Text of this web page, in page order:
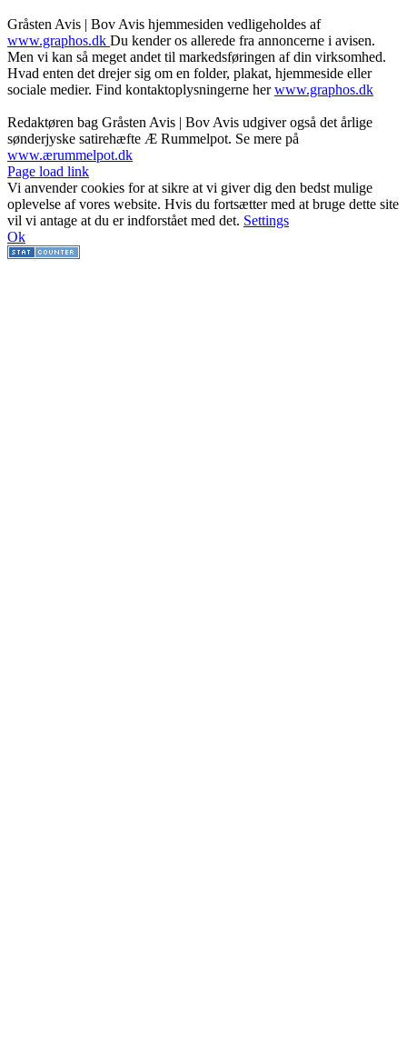
Gråsten Avis | Bov Avis hjemmesiden vedligeholdes af
www.graphos.dk Du kender os allerede fra annoncerne i avisen.
Men vi kan så meget andet til markedsføringen af din virksomhed.
Hvad enten det drejer sig om en folder, plakat, hjemmeside eller
sociale medier. Find kontaktoplysningerne herwww.graphos.dk
Redaktøren bag Gråsten Avis | Bov Avis udgiver også det årlige
sønderjyske satirehæfte Æ Rummelpot. Se mere på
www.ærummelpot.dk
Facebook
Facebook
Facebook
Facebook
Instagram
Instagram
Instagram
LinkedIn
Page load link
Vi anvender cookies for at sikre at vi giver dig den bedst mulige
oplevelse af vores website. Hvis du fortsætter med at bruge dette site
vil vi antage at du er indforstået med det. Settings
Ok
Go